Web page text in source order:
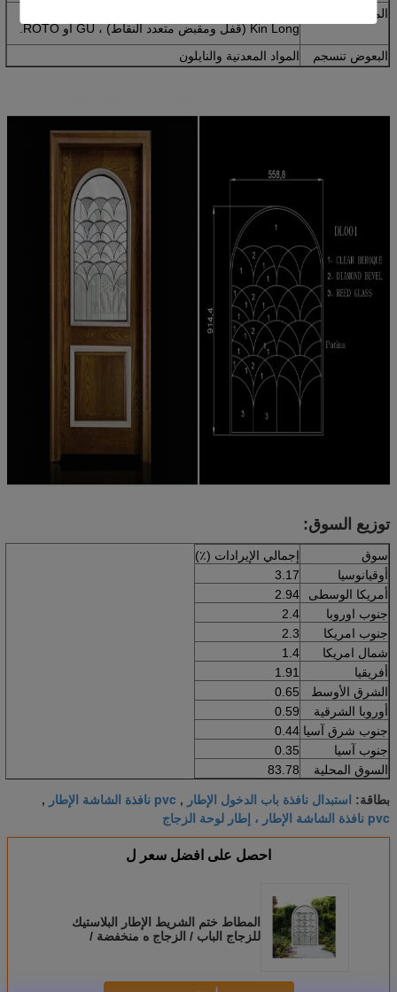
المعدات
Kin Long (قفل ومقبض متعدد النقاط) ، GU أو ROTO.
البعوض تنسجم
المواد المعدنية والنايلون
توزيع السوق:
سوق
إجمالي الإيرادات (٪)
أوقيانوسيا
3.17
أمريكا الوسطى
2.94
جنوب اوروبا
2.4
جنوب امريكا
2.3
شمال امريكا
1.4
أفريقيا
1.91
الشرق الأوسط
0.65
أوروبا الشرقية
0.59
جنوب شرق آسيا 0.44
جنوب آسيا
0.35
السوق المحلية
83.78
بطاقة: استبدال نافذة باب الدخول الإطار , pvc نافذة الشاشة الإطار ,
pvc نافذة الشاشة الإطار ، إطار لوحة الزجاج
احصل على افضل سعر ل
المطاط ختم الشريط الإطار البلاستيك
للزجاج الباب / الزجاج ه منخفضة /